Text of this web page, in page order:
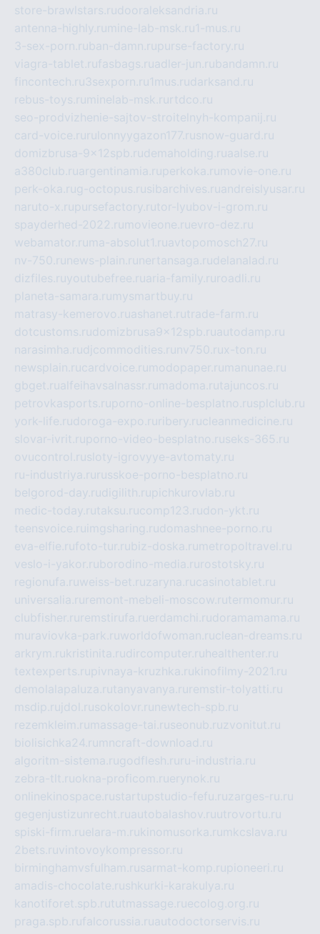
store-brawlstars.rudooraleksandria.ru
antenna-highly.ru mine-lab-msk.ru1-mus.ru
3-sex-porn.ruban-damn.rupurse-factory.ru
viagra-tablet.rufasbags.ruadler-jun.rubandamn.ru
fincontech.ru3sexporn.ru1mus.rudarksand.ru
rebus-toys.ru minelab-msk.ru rtdco.ru
seo-prodvizhenie-sajtov-stroitelnyh-kompanij.ru
card-voice.ru rulonnyygazon177.rusnow-guard.ru
domizbrusa-9x12spb.rudemaholding.ruaalse.ru
a380club.ruargentinamia.ruperkoka.ru movie-one.ru
perk-oka.rug-octopus.rusibarchives.ruandreislyusar.ru
naruto-x.rupursefactory.rutor-lyubov-i-grom.ru
spayderhed-2022.ru movieone.ruevro-dez.ru
webamator.ru ma-absolut1.ruavtopomosch27.ru
nv-750.ru news-plain.ru nertansaga.rudelanalad.ru
dizfiles.ruyoutubefree.ruaria-family.ru roadli.ru
planeta-samara.ru mysmartbuy.ru
matrasy-kemerovo.ruashanet.rutrade-farm.ru
dotcustoms.rudomizbrusa9x12spb.ruautodamp.ru
narasimha.rudjcommodities.ru nv750.rux-ton.ru
newsplain.rucardvoice.ru modopaper.ru manunae.ru
gbget.rualfeihavsalnassr.ru madoma.rutajuncos.ru
petrovkasports.ruporno-online-besplatno.rusplclub.ru
york-life.rudoroga-expo.ru ribery.rucleanmedicine.ru
slovar-ivrit.ruporno-video-besplatno.ruseks-365.ru
ovucontrol.rusloty-igrovyye-avtomaty.ru
ru-industriya.ru russkoe-porno-besplatno.ru
belgorod-day.rudigilith.rupichkurovlab.ru
medic-today.rutaksu.rucomp123.rudon-ykt.ru
teensvoice.ru imgsharing.rudomashnee-porno.ru
eva-elfie.rufoto-tur.rubiz-doska.ru metropoltravel.ru
veslo-i-yakor.ruborodino-media.ru rostotsky.ru
regionufa.ruweiss-bet.ruzaryna.rucasinotablet.ru
universalia.ru remont-mebeli-moscow.rutermomur.ru
clubfisher.ru remstirufa.ruerdamchi.rudoramamama.ru
muraviovka-park.ruworldofwoman.ruclean-dreams.ru
arkrym.rukristinita.rudircomputer.ru healthenter.ru
textexperts.rupivnaya-kruzhka.rukinofilmy-2021.ru
demolalapaluza.rutanyavanya.ru remstir-tolyatti.ru
msdip.ru jdol.rusokolovr.ru newtech-spb.ru
rezemkleim.ru massage-tai.ruseonub.ruzvonitut.ru
biolisichka24.ru mncraft-download.ru
algoritm-sistema.rugodflesh.ru ru-industria.ru
zebra-tlt.ruokna-proficom.ruerynok.ru
onlinekinospace.rustartupstudio-fefu.ruzarges-ru.ru
gegenjustizunrecht.ruautobalashov.ruutrovortu.ru
spiski-firm.ruelara-m.rukinomusorka.ru mkcslava.ru
2bets.ruvintovoykompressor.ru
birminghamvsfulham.rusarmat-komp.rupioneeri.ru
amadis-chocolate.rushkurki-karakulya.ru
kanotiforet.spb.rututmassage.ruecolog.org.ru
praga.spb.rufalcorussia.ruautodoctorservis.ru